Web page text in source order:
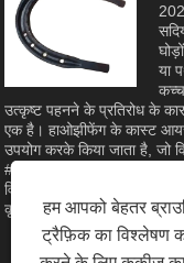
या
उत्कृष्ट पहनने के प्रतिरोध के
एक है। हाओझीफेंग के कास्ट आयरन
उपयोग करके किया जाता है, जो
#8 तक के आकार के साथ सामने
विशेषताओं, भौतिक लाभों और
कृषि और घुड़सवारी के खेल के लिए
हम आपको बेहतर
ट्रैफ़िक का विश्लेषण